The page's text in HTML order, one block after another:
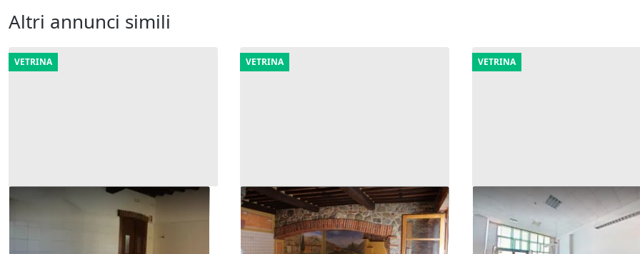
Altri annunci simili
VETRINA
#24359 Negozio uso
ristorante/pizzeria
72.500 €
VETRINA
#10362 Negozio uso
ristorante/pizzeria
130.000 €
VETRINA
#2536098 Negozio (sub 25) in
complesso commerciale
148.316 €